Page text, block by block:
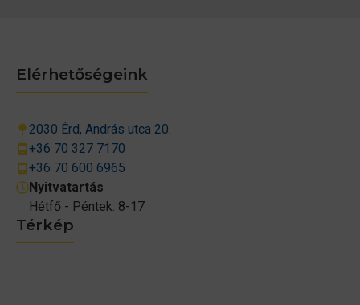
Térkép
Elérhetőségeink
2030 Érd, András utca 20.
+36 70 327 7170
+36 70 600 6965
Nyitvatartás
Hétfő - Péntek: 8-17